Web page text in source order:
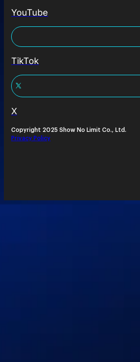
YouTube
TikTok
X
Copyright 2025 Show No Limit Co., Ltd.
Privacy Policy